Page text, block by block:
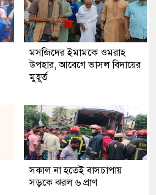
মসজিদের ইমামকে ওমরাহ
উপহার, আবেগে ভাসল বিদায়ের
মুহূর্ত
সকাল না হতেই বাসচাপায়
সড়কে ঝরল ৬ প্রাণ